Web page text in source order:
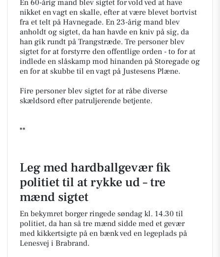
En 60-årig mand blev sigtet for vold ved at have
nikket en vagt en skalle, efter at være blevet bortvist
fra et telt på Havnegade. En 23-årig mand blev
anholdt og sigtet, da han havde en kniv på sig, da
han gik rundt på Trangstræde. Tre personer blev
sigtet for at forstyrre den offentlige orden - to for at
indlede en slåskamp mod hinanden på Storegade og
en for at skubbe til en vagt på Justesens Plæne.
Fire personer blev sigtet for at råbe diverse
skældsord efter patruljerende betjente.
**
Leg med hardballgevær fik
politiet til at rykke ud – tre
mænd sigtet
En bekymret borger ringede søndag kl. 14.30 til
politiet, da han så tre mænd sidde med et gevær
med kikkertsigte på en bænk ved en legeplads på
Lenesvej i Brabrand.